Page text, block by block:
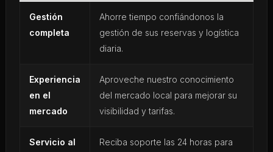
Gestión
completa
Ahorre tiempo confiándonos la
gestión de sus reservas y logística
diaria.
Experiencia
en el
mercado
Aproveche nuestro conocimiento
del mercado local para mejorar su
visibilidad y tarifas.
Servicio al
Reciba soporte las 24 horas para